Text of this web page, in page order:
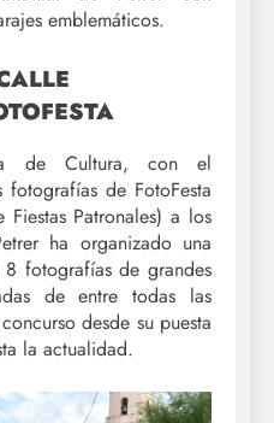
emblemáticos.
de Cultura, con el
de FotoFesta
Patronales) a los
ha organizado una
fotografías de grandes
de entre todas las
desde su puesta
la actualidad.